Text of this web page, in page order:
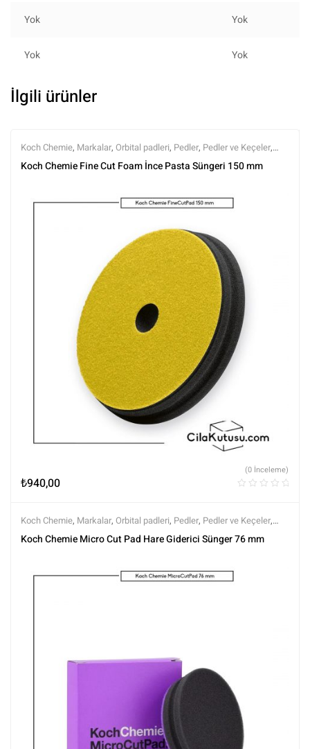
Yok Yok
Yok Yok
İlgili ürünler
Koch Chemie, Markalar, Orbital padleri, Pedler, Pedler ve Keçeler,
Polisaj,Polisaj ve Parlatma,Tüm Ürünler,Tüm Ürünler
Koch Chemie Fine Cut Foam İnce Pasta Süngeri 150 mm
₺940,00
(0 İnceleme)
Koch Chemie, Markalar, Orbital padleri, Pedler, Pedler ve Keçeler,
Polisaj,Polisaj ve Parlatma,Tüm Ürünler,Tüm Ürünler
Koch Chemie Micro Cut Pad Hare Giderici Sünger 76 mm